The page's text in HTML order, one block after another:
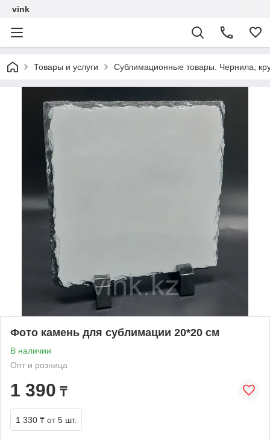
vink
Товары и услуги Сублимационные товары. Чернила,
Фото камень для сублимации 20*20 см
В наличии
Опт и розница
1 390 ₸
1 330 ₸ от 5 шт.